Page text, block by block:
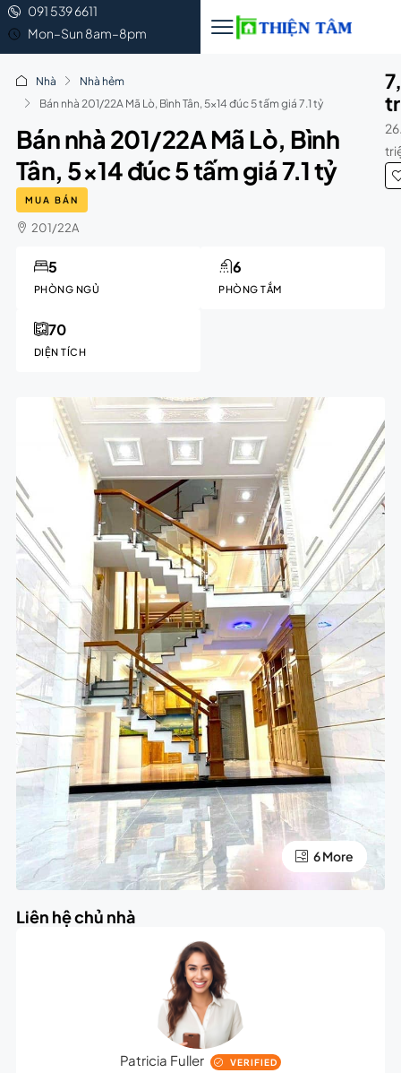
091 539 6611
Mon–Sun 8am–8pm
Nhà
Nhà hẻm
Bán nhà 201/22A Mã Lò, Bình Tân, 5×14 đúc 5 tấm giá 7.1 tỷ
Bán nhà 201/22A Mã Lò, Bình
Tân, 5×14 đúc 5 tấm giá 7.1 tỷ
MUA BÁN
201/22A
PHÒNG NGỦ
5
PHÒNG TẮM
6
DIỆN TÍCH
70
2 More
6 More
Liên hệ chủ nhà
Patricia Fuller VERIFIED